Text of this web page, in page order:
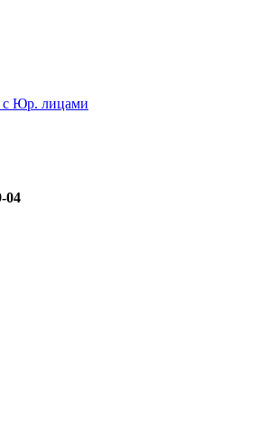
с Юр. лицами
04